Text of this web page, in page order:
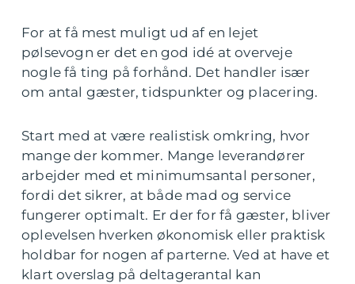
For at få mest muligt ud af en lejet
pølsevogn er det en god idé at overveje
nogle få ting på forhånd. Det handler især
om antal gæster, tidspunkter og placering.
Start med at være realistisk omkring, hvor
mange der kommer. Mange leverandører
arbejder med et minimumsantal personer,
fordi det sikrer, at både mad og service
fungerer optimalt. Er der for få gæster, bliver
oplevelsen hverken økonomisk eller praktisk
holdbar for nogen af parterne. Ved at have et
klart overslag på deltagerantal kan